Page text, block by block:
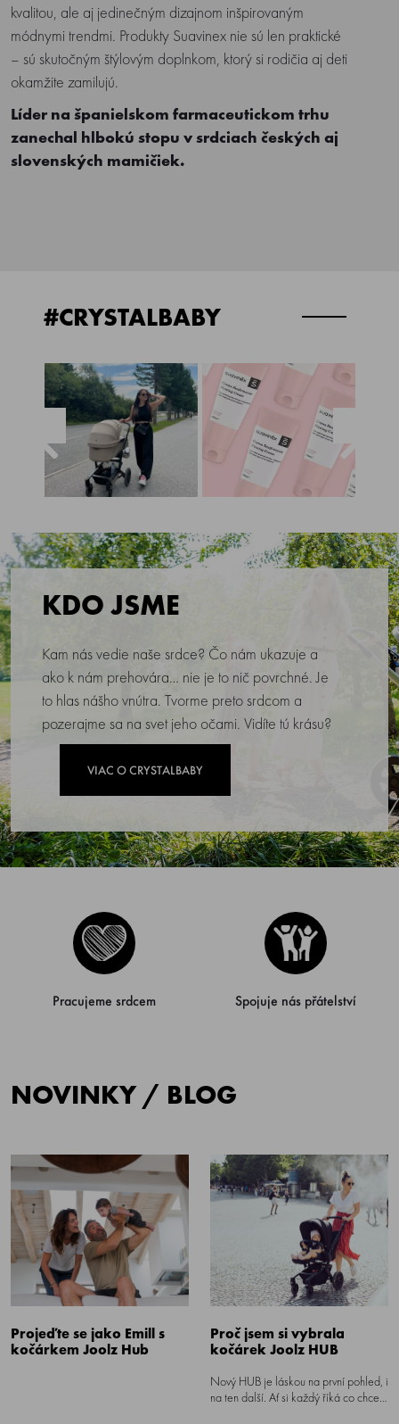
kvalitou, ale aj jedinečným dizajnom inšpirovaným
módnymi trendmi. Produkty Suavinex nie sú len praktické
– sú skutočným štýlovým doplnkom, ktorý si rodičia aj deti
okamžite zamilujú.
Líder na španielskom farmaceutickom trhu
zanechal hlbokú stopu v srdciach českých aj
slovenských mamičiek.
#CRYSTALBABY
KDO JSME
Kam nás vedie naše srdce? Čo nám ukazuje a
ako k nám prehovára… nie je to nič povrchné. Je
to hlas nášho vnútra. Tvorme preto srdcom a
pozerajme sa na svet jeho očami. Vidíte tú krásu?
VIAC O CRYSTALBABY
Pracujeme srdcem Spojuje nás přátelství
NOVINKY / BLOG
Projeďte se jako Emill s
kočárkem Joolz Hub
Proč jsem si vybrala
kočárek Joolz HUB
Nový HUB je láskou na první pohled, i
na ten další. Ať si každý říká co chce,